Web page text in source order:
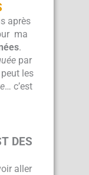
après
ma
.
par
les
… c’est
DES
aller